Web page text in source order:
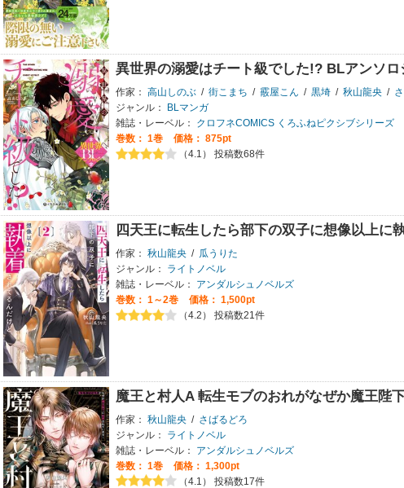
異世界の溺愛はチート級でした!? BLアンソロ
作家： 高山しのぶ / 街こまち / 霰屋こん / 黒埼 / 秋山龍央 /
ジャンル：
BLマンガ
雑誌・レーベル：
クロフネCOMICS くろふねピクシブシリーズ
巻数： 1巻
価格： 875pt
（4.1） 投稿数68件
四天王に転生したら部下の双子に想像以上に
作家： 秋山龍央 / 瓜うりた
ジャンル：
ライトノベル
雑誌・レーベル：
アンダルシュノベルズ
巻数： 1～2巻
価格： 1,500pt
（4.2） 投稿数21件
魔王と村人A 転生モブのおれがなぜか魔王陛
作家： 秋山龍央 / さばるどろ
ジャンル：
ライトノベル
雑誌・レーベル：
アンダルシュノベルズ
巻数： 1巻
価格： 1,300pt
（4.1） 投稿数17件